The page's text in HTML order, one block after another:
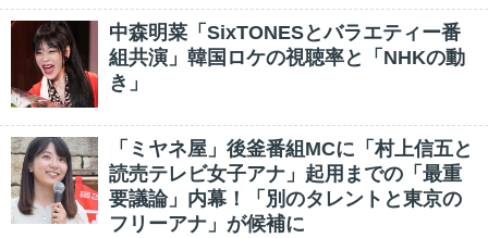
中森明菜「SixTONESとバラエティー番
組共演」韓国ロケの視聴率と「NHKの動
き」
「ミヤネ屋」後釜番組MCに「村上信五と
読売テレビ女子アナ」起用までの「最重
要議論」内幕！「別のタレントと東京の
フリーアナ」が候補に